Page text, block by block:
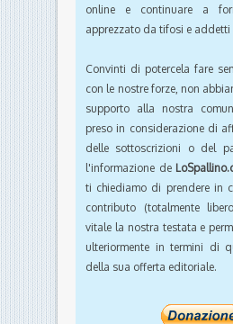
online e continuare a
apprezzato da tifosi e addetti
Convinti di potercela fare
con le nostre forze, non
supporto alla nostra
preso in considerazione di
delle sottoscrizioni o del
l'informazione de
ti chiediamo di prendere in
contributo (totalmente
vitale la nostra testata e
ulteriormente in termini di
della sua offerta editoriale.